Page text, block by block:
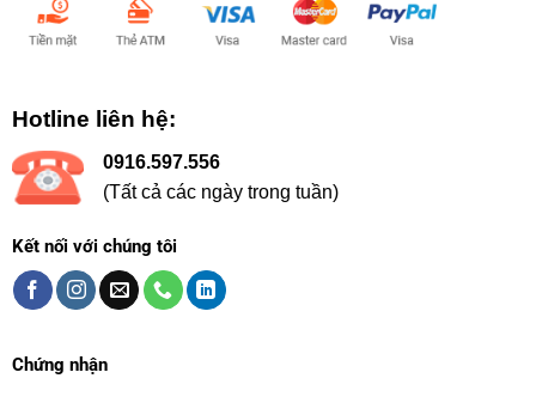
Hotline liên hệ:
0916.597.556
(Tất cả các ngày trong tuần)
Kết nối với chúng tôi
Chứng nhận